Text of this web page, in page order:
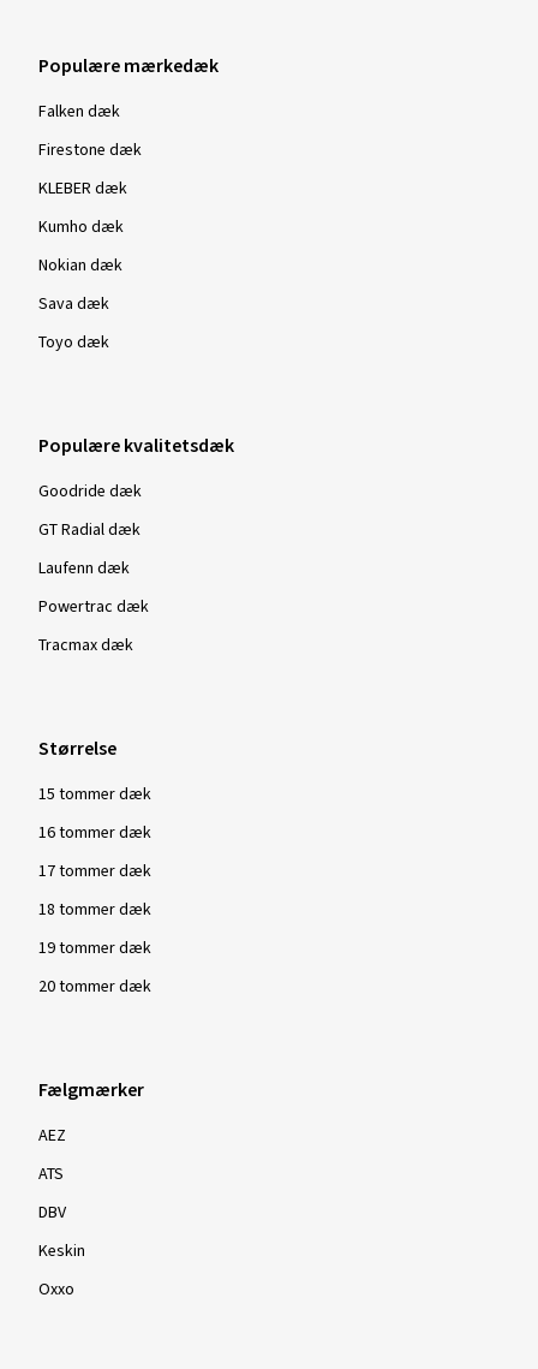
Populære mærkedæk
Falken dæk
Firestone dæk
KLEBER dæk
Kumho dæk
Nokian dæk
Sava dæk
Toyo dæk
Populære kvalitetsdæk
Goodride dæk
GT Radial dæk
Laufenn dæk
Powertrac dæk
Tracmax dæk
Størrelse
15 tommer dæk
16 tommer dæk
17 tommer dæk
18 tommer dæk
19 tommer dæk
20 tommer dæk
Fælgmærker
AEZ
ATS
DBV
Keskin
Oxxo